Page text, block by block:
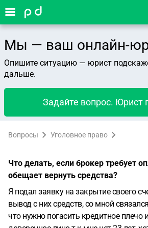
Мы — ваш онлайн-
Опишите ситуацию — юрист
дальше.
Задайте вопрос. Юрист
Вопросы Уголовное право
Что делать, если брокер требует
обещает вернуть средства?
Я подал заявку на закрытие своего
вывод с них средств, со мной
что нужно погасить кредитное плечо